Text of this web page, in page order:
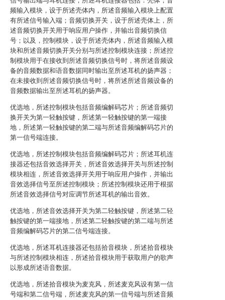
频输入模块，设于所述壳体内，所述音频输入模块上配置
有所述信号输入端；音频切换开关，设于所述壳体上，所
述音频切换开关用于响应用户操作，并输出音频切换信
号；以及，控制模块，设于所述壳体内，所述音频输入模
块和所述音频切换开关分别与所述控制模块连接；所述控
制模块用于在接收到所述音频切换信号时，将所述音频设
备的音频数据和语音数据同时输出至所述耳机的扬声器；
在未接收到所述音频切换信号时，将所述所述音频设备的
音频数据输出至所述耳机的扬声器。
优选地，所述控制模块包括音频编解码芯片；所述音频切
换开关为第一轻触按键，所述第一轻触按键的第一端接
地，所述第一轻触按键的第二端与所述音频编解码芯片的
第一信号端连接。
优选地，所述控制模块包括音频编解码芯片；所述耳机连
接器还包括音效选择开关，所述音效选择开关与所述控制
模块相连，所述音效选择开关用于响应用户操作，并输出
音效选择信号至所述控制模块；所述控制模块还用于根据
所述音效选择信号对应调节所述耳机的输出音效。
优选地，所述音效选择开关为第二轻触按键，所述第二轻
触按键的第一端接地，所述第二轻触按键的第二端与所述
音频编解码芯片的第二信号端连接。
优选地，所述耳机连接器还包括拾音模块，所述拾音模块
与所述控制模块相连，所述拾音模块用于获取用户的歌声
以形成所述语音数据。
优选地，所述拾音模块为麦克风，所述麦克风设有第一信
号端和第二信号端，所述麦克风的第一信号端与所述音频